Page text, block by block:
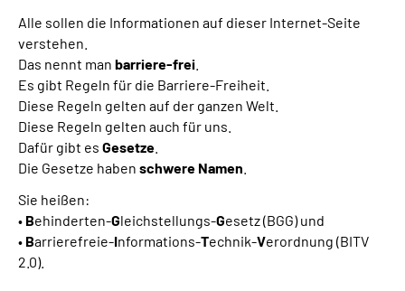
Alle sollen die Informationen auf dieser Internet-Seite
verstehen.
Das nennt man barriere-frei
Es gibt Regeln für die Barriere-Freiheit.
Diese Regeln gelten auf der ganzen Welt.
Diese Regeln gelten auch für uns.
Dafür gibt es Gesetze
Die Gesetze haben schwere Namen
Sie heißen:
• Behinderten-Gleichstellungs-Gesetz (BGG) und
• Barrierefreie-Informations-Technik-Verordnung (BITV
2.0).